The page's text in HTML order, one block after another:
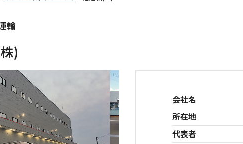
輸
)
会社名
所在地
代表者